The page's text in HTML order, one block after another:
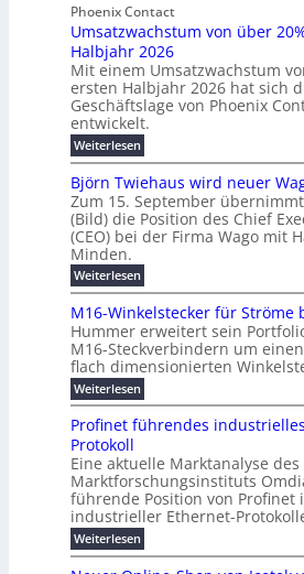
b
r
a
u
c
h
t
m
e
h
r
T
m
p
o
u
n
d
w
e
n
g
e
B
ü
u
b
f
ü
r
m
o
d
e
r
n
e
E
e
r
g
i
e
l
s
u
n
g
e
n
e
N
H
-
S
i
c
h
e
r
u
n
s
l
a
s
t
s
c
h
a
t
e
i
s
e
i
l
i
g
u
n
g
b
e
i
m
0
2
6
E
u
r
o
p
e
n
E
t
e
h
r
f
a
c
h
d
u
r
c
f
ü
h
r
n
g
e
n
f
ü
r
e
ff
i
z
i
n
t
e
r
e
s
K
Phoenix Contact
Umsatzwachstum von über
Halbjahr 2026
Mit einem Umsatzwachstum
ersten Halbjahr 2026 hat sich
Geschäftslage von Phoenix
entwickelt.
Weiterlesen:
U
m
s
a
t
z
a
c
h
s
t
u
m
v
o
n
ü
r
2
0
%
i
m
e
Björn Twiehaus wird neuer
Zum 15. September
(Bild) die Position des Chief
(CEO) bei der Firma Wago mit
Minden.
Weiterlesen:
B
ö
r
n
T
w
i
h
u
s
w
r
d
n
e
M16-Winkelstecker für Ströme
Hummer erweitert sein
M16-Steckverbindern um
flach dimensionierten
Weiterlesen:
M
1
6
W
i
n
k
e
l
s
Profinet führendes
Protokoll
Eine aktuelle Marktanalyse des
Marktforschungsinstituts
führende Position von Profinet
industrieller Ethernet-
Weiterlesen:
P
r